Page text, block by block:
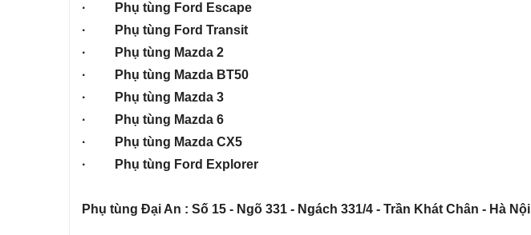
· Phụ tùng Ford Escape
· Phụ tùng Ford Transit
· Phụ tùng Mazda 2
· Phụ tùng Mazda BT50
· Phụ tùng Mazda 3
· Phụ tùng Mazda 6
· Phụ tùng Mazda CX5
· Phụ tùng Ford Explorer
Phụ tùng Đại An : Số 15 - Ngõ 331 - Ngách 331/4 - Trần Khát Chân - Hà Nội